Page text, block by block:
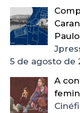
5 de agosto de
A